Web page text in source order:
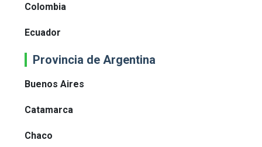
Colombia
Ecuador
Provincia de Argentina
Buenos Aires
Catamarca
Chaco